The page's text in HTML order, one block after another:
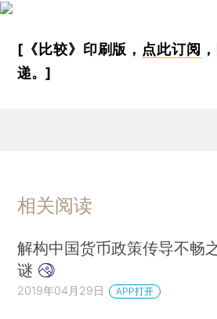
[《比较》印刷版， 点此订阅
递。]
相关阅读
解构中国货币政策传导不畅
谜
2019年04月29日 APP打开